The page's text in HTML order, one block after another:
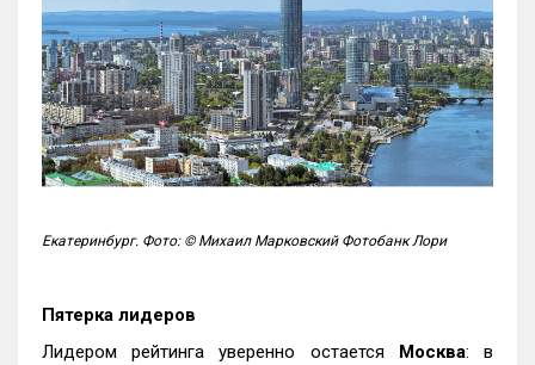
Екатеринбург. Фото: © Михаил Марковский Фотобанк Лори
Пятерка лидеров
Лидером рейтинга уверенно остается Москва: в